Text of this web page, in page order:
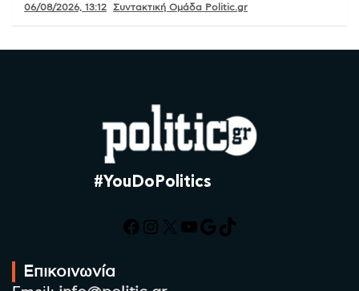
06/08/2026, 13:12 Συντακτική Ομάδα Politic.gr
#YouDoPolitics
Facebook
Instagram
X YouTube
Google
TikTok
Επικοινωνία